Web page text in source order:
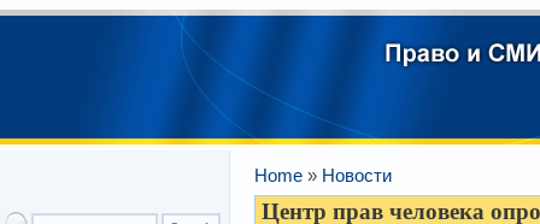
Home » Новости
Центр прав человека